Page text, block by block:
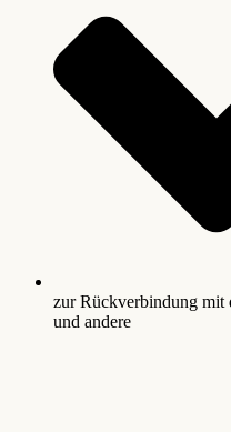
zur Rückverbindung mit
und andere